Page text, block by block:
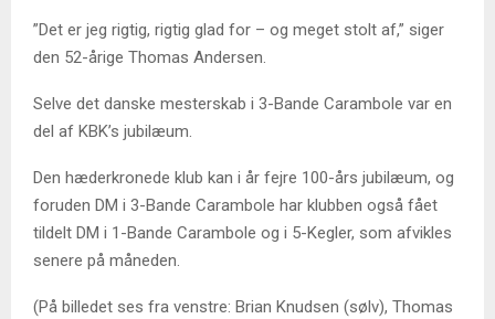
”Det er jeg rigtig, rigtig glad for – og meget stolt af,” siger
den 52-årige Thomas Andersen.
Selve det danske mesterskab i 3-Bande Carambole var en
del af KBK’s jubilæum.
Den hæderkronede klub kan i år fejre 100-års jubilæum, og
foruden DM i 3-Bande Carambole har klubben også fået
tildelt DM i 1-Bande Carambole og i 5-Kegler, som afvikles
senere på måneden.
(På billedet ses fra venstre: Brian Knudsen (sølv), Thomas